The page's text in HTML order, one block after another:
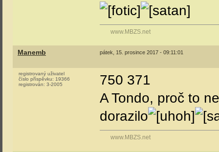
www.MBZS.net
Manemb pátek, 15. prosince 2017 - 09:11:01
registrovaný uživatel
číslo příspěvku: 19366
registrován: 3-2005
750 371
A Tondo, proč to
dorazilo
www.MBZS.net